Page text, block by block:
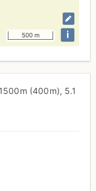
500 m i
m (400 m), 5.1